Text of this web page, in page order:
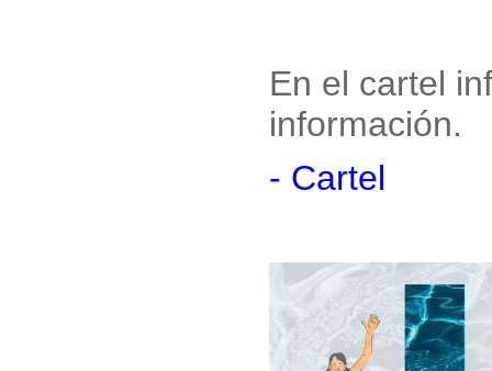
En el cartel
información.
- Cartel